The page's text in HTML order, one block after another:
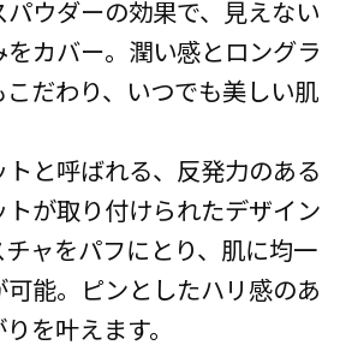
ウダーの効果で、見えない
カバー。潤い感とロングラ
だわり、いつでも美しい肌
と呼ばれる、反発力のある
が取り付けられたデザイン
ャをパフにとり、肌に均一
能。ピンとしたハリ感のあ
を叶えます。